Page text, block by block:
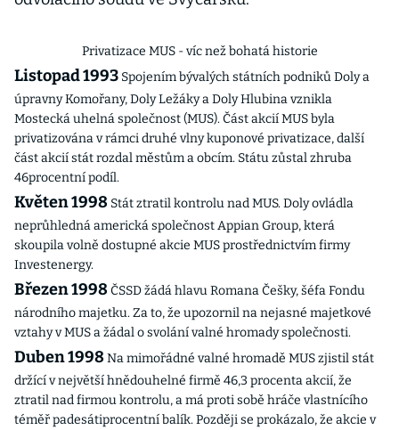
Privatizace MUS - víc než bohatá historie
Listopad 1993 Spojením bývalých státních podniků Doly a
úpravny Komořany, Doly Ležáky a Doly Hlubina vznikla
Mostecká uhelná společnost (MUS). Část akcií MUS byla
privatizována v rámci druhé vlny kuponové privatizace, další
část akcií stát rozdal městům a obcím. Státu zůstal zhruba
46procentní podíl.
Květen 1998 Stát ztratil kontrolu nad MUS. Doly ovládla
neprůhledná americká společnost Appian Group, která
skoupila volně dostupné akcie MUS prostřednictvím firmy
Investenergy.
Březen 1998 ČSSD žádá hlavu Romana Češky, šéfa Fondu
národního majetku. Za to, že upozornil na nejasné majetkové
vztahy v MUS a žádal o svolání valné hromady společnosti.
Duben 1998 Na mimořádné valné hromadě MUS zjistil stát
držící v největší hnědouhelné firmě 46,3 procenta akcií, že
ztratil nad firmou kontrolu, a má proti sobě hráče vlastnícího
téměř padesátiprocentní balík. Později se prokázalo, že akcie v